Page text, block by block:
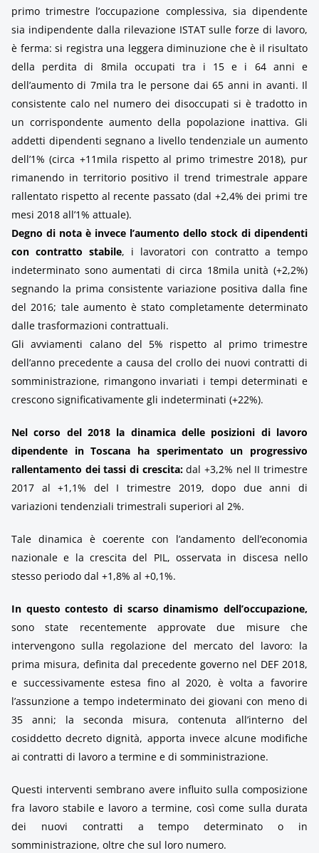
primo trimestre l’occupazione complessiva, sia dipendente
sia indipendente dalla rilevazione ISTAT sulle forze di lavoro,
è ferma: si registra una leggera diminuzione che è il risultato
della perdita di 8mila occupati tra i 15 e i 64 anni e
dell’aumento di 7mila tra le persone dai 65 anni in avanti. Il
consistente calo nel numero dei disoccupati si è tradotto in
un corrispondente aumento della popolazione inattiva. Gli
addetti dipendenti segnano a livello tendenziale un aumento
dell’1% (circa +11mila rispetto al primo trimestre 2018), pur
rimanendo in territorio positivo il trend trimestrale appare
rallentato rispetto al recente passato (dal +2,4% dei primi tre
mesi 2018 all’1% attuale).
Degno di nota è invece l’aumento dello stock di dipendenti
con contratto stabile, i lavoratori con contratto a tempo
indeterminato sono aumentati di circa 18mila unità (+2,2%)
segnando la prima consistente variazione positiva dalla fine
del 2016; tale aumento è stato completamente determinato
dalle trasformazioni contrattuali.
Gli avviamenti calano del 5% rispetto al primo trimestre
dell’anno precedente a causa del crollo dei nuovi contratti di
somministrazione, rimangono invariati i tempi determinati e
crescono significativamente gli indeterminati (+22%).
Nel corso del 2018 la dinamica delle posizioni di lavoro
dipendente in Toscana ha sperimentato un progressivo
rallentamento dei tassi di crescita:dal +3,2% nel II trimestre
2017 al +1,1% del I trimestre 2019, dopo due anni di
variazioni tendenziali trimestrali superiori al 2%.
Tale dinamica è coerente con l’andamento dell’economia
nazionale e la crescita del PIL, osservata in discesa nello
stesso periodo dal +1,8% al +0,1%.
In questo contesto di scarso dinamismo dell’occupazione,
sono state recentemente approvate due misure che
intervengono sulla regolazione del mercato del lavoro: la
prima misura, definita dal precedente governo nel DEF 2018,
e successivamente estesa fino al 2020, è volta a favorire
l’assunzione a tempo indeterminato dei giovani con meno di
35 anni; la seconda misura, contenuta all’interno del
cosiddetto decreto dignità, apporta invece alcune modifiche
ai contratti di lavoro a termine e di somministrazione.
Questi interventi sembrano avere influito sulla composizione
fra lavoro stabile e lavoro a termine, così come sulla durata
dei nuovi contratti a tempo determinato o in
somministrazione, oltre che sul loro numero.